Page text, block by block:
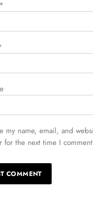
*
my name, email, and
for the next time I